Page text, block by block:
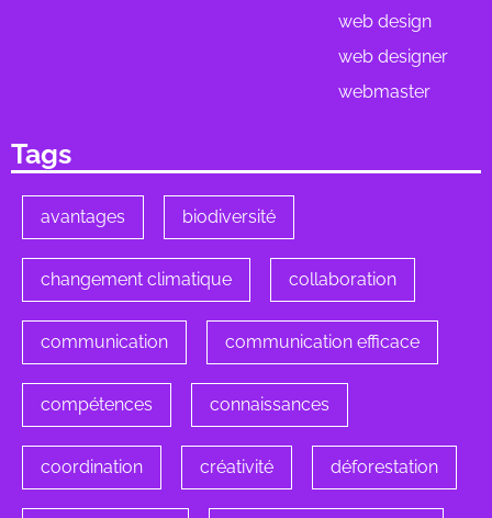
web design
web designer
webmaster
Tags
avantages biodiversité
changement climatique collaboration
communication communication efficace
compétences connaissances
coordination créativité déforestation